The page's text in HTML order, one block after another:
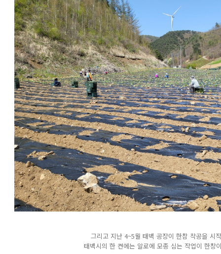
그리고 지난 4~5월 태백 공장이 한참 착공을 시
태백시의 한 켠에는 알로에 모종 심는 작업이 한창